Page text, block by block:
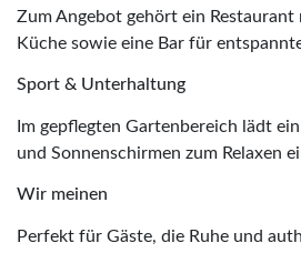
Zum Angebot gehört ein Restaurant
Küche sowie eine Bar für
Sport & Unterhaltung
Im gepflegten Gartenbereich lädt
und Sonnenschirmen zum Relaxen
Wir meinen
Perfekt für Gäste, die Ruhe und